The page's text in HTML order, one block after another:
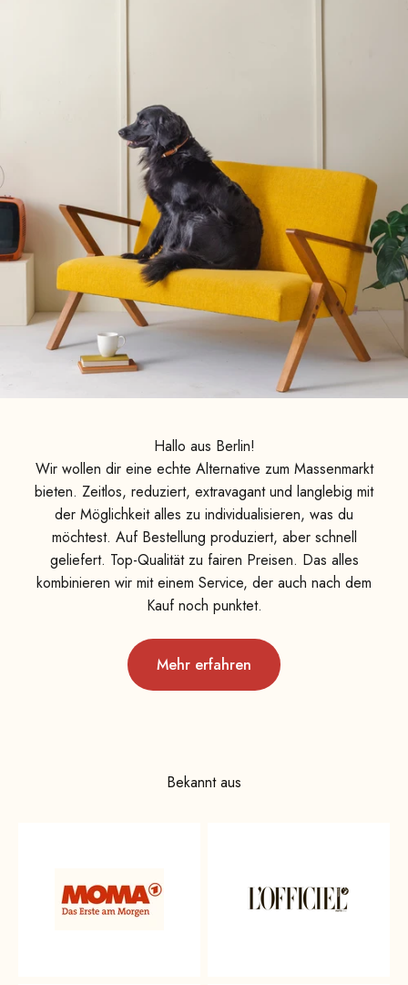
Hallo aus Berlin!
Wir wollen dir eine echte Alternative zum Massenmarkt
bieten. Zeitlos, reduziert, extravagant und langlebig mit
der Möglichkeit alles zu individualisieren, was du
möchtest. Auf Bestellung produziert, aber schnell
geliefert. Top-Qualität zu fairen Preisen. Das alles
kombinieren wir mit einem Service, der auch nach dem
Kauf noch punktet.
Mehr erfahren
Bekannt aus